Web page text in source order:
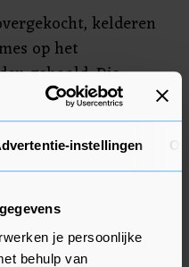
instellingen
je persoonlijke
behulp van
kelderen
op het
gehaald. Die
voor 80 procent van
procent.